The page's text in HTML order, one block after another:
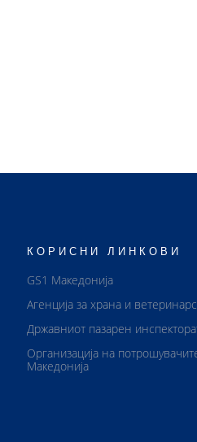
КОРИСНИ ЛИНКОВИ
GS1 Македонија
Агенција за храна и
Државниот пазарен
Организација на
Македонија